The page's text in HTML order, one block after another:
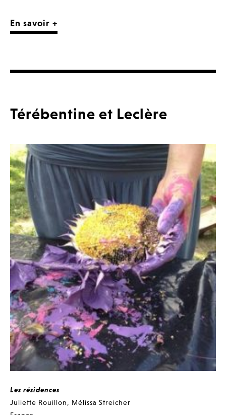
En savoir +
Térébentine et Leclère
Les résidences
Juliette Rouillon, Mélissa Streicher